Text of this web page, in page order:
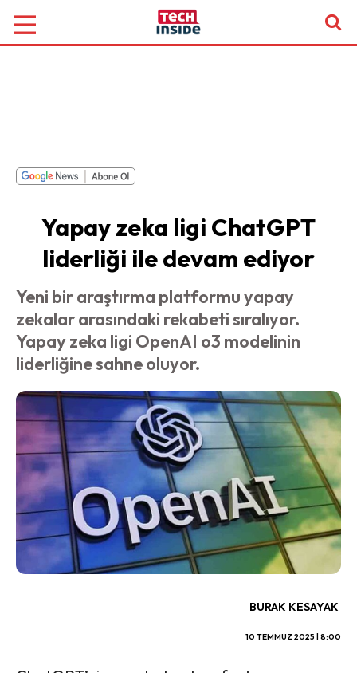
Yapay zeka ligi ChatGPT
liderliği ile devam ediyor
Yeni bir araştırma platformu yapay
zekalar arasındaki rekabeti sıralıyor.
Yapay zeka ligi OpenAI o3 modelinin
liderliğine sahne oluyor.
BURAK KESAYAK
10 TEMMUZ 2025 | 8:00